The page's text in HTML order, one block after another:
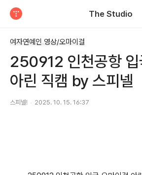
The Studio
여자연예인 영상/오마이걸
250912 인천공항 입
아린 직캠 by 스피넬
스피넬! 2025. 10. 15. 16:37